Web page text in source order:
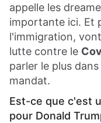
appelle les
importante ici. Et
l'immigration,
lutte contre le
parler le plus
mandat.
Est-ce que c'est
pour Donald